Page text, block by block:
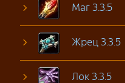
Маг 3.3.5
Жрец 3.3.5
Лок 3.3.5